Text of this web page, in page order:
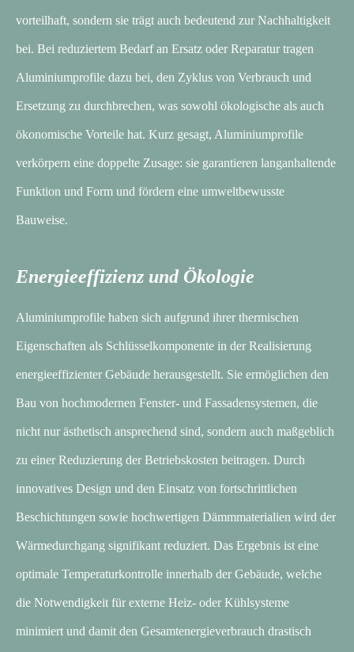
vorteilhaft, sondern sie trägt auch bedeutend zur Nachhaltigkeit
bei. Bei reduziertem Bedarf an Ersatz oder Reparatur tragen
Aluminiumprofile dazu bei, den Zyklus von Verbrauch und
Ersetzung zu durchbrechen, was sowohl ökologische als auch
ökonomische Vorteile hat. Kurz gesagt, Aluminiumprofile
verkörpern eine doppelte Zusage: sie garantieren langanhaltende
Funktion und Form und fördern eine umweltbewusste
Bauweise.
Energieeffizienz und Ökologie
Aluminiumprofile haben sich aufgrund ihrer thermischen
Eigenschaften als Schlüsselkomponente in der Realisierung
energieeffizienter Gebäude herausgestellt. Sie ermöglichen den
Bau von hochmodernen Fenster- und Fassadensystemen, die
nicht nur ästhetisch ansprechend sind, sondern auch maßgeblich
zu einer Reduzierung der Betriebskosten beitragen. Durch
innovatives Design und den Einsatz von fortschrittlichen
Beschichtungen sowie hochwertigen Dämmmaterialien wird der
Wärmedurchgang signifikant reduziert. Das Ergebnis ist eine
optimale Temperaturkontrolle innerhalb der Gebäude, welche
die Notwendigkeit für externe Heiz- oder Kühlsysteme
minimiert und damit den Gesamtenergieverbrauch drastisch